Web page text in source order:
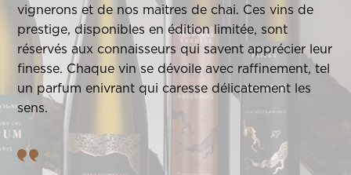
vignerons et de nos maitres de chai. Ces vins de
prestige, disponibles en édition limitée, sont
réservés aux connaisseurs qui savent apprécier leur
finesse. Chaque vin se dévoile avec raffinement, tel
un parfum enivrant qui caresse délicatement les
sens.